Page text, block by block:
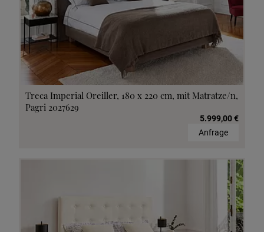
Treca Imperial Oreiller, 180 x 220 cm, mit Matratze/n,
Pagri 2027629
5.999,00 €
Anfrage